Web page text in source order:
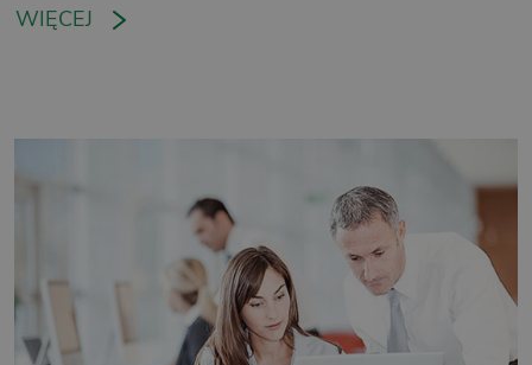
WIĘCEJ